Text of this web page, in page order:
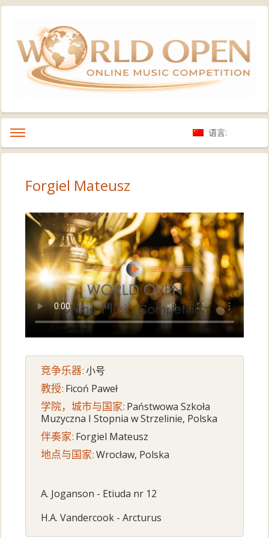
语言:
Forgiel Mateusz
竞争乐器:小号
教授: Ficoń Paweł
学院，城市与国家: Państwowa Szkoła
Muzyczna I Stopnia w Strzelinie, Polska
伴奏家: Forgiel Mateusz
地点与国家:Wrocław, Polska
A. Joganson - Etiuda nr 12
H.A. Vandercook - Arcturus